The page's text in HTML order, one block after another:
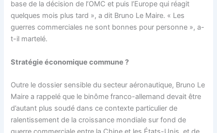
base de la décision de l’OMC et puis l’Europe qui réagit
quelques mois plus tard », a dit Bruno Le Maire. « Les
guerres commerciales ne sont bonnes pour personne », a-
t-il martelé.
Stratégie économique commune ?
Outre le dossier sensible du secteur aéronautique, Bruno Le
Maire a rappelé que le binôme franco-allemand devait être
d’autant plus soudé dans ce contexte particulier de
ralentissement de la croissance mondiale sur fond de